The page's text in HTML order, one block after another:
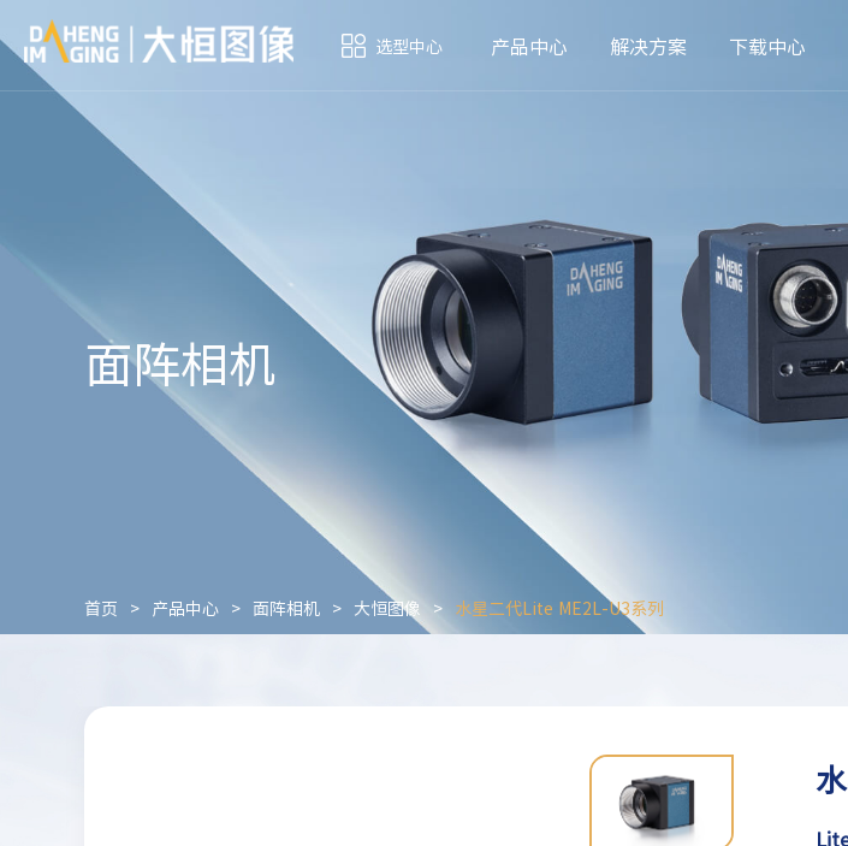
选型中心 产品中心 解决方案 下载中心
面阵相机
首页 > 产品中心 > 面阵相机 > 大恒图像 > 水星二代Lite ME2L-U3系列